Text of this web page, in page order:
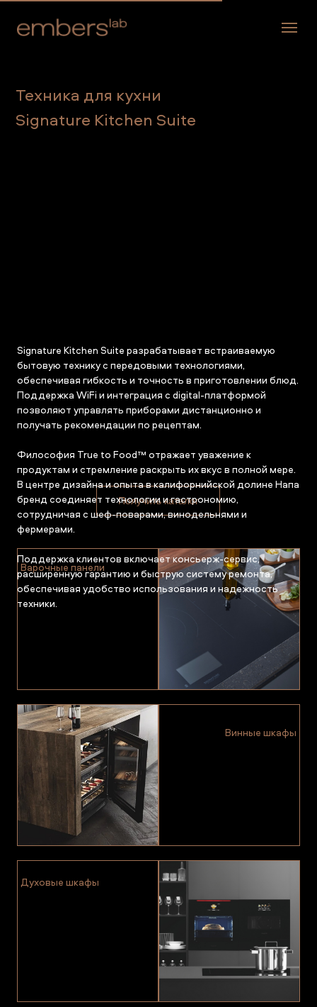
Духовые шкафы
Винные шкафы
Варочные панели
Получить каталог
Signature Kitchen Suite разрабатывает встраиваемую
бытовую технику с передовыми технологиями,
обеспечивая гибкость и точность в приготовлении блюд.
Поддержка WiFi и интеграция с digital-платформой
позволяют управлять приборами дистанционно и
получать рекомендации по рецептам.
Философия True to Food™ отражает уважение к
продуктам и стремление раскрыть их вкус в полной мере.
В центре дизайна и опыта в калифорнийской долине Напа
бренд соединяет технологии и гастрономию,
сотрудничая с шеф-поварами, винодельнями и
фермерами.
Поддержка клиентов включает консьерж-сервис,
расширенную гарантию и быструю систему ремонта,
обеспечивая удобство использования и надежность
техники.
Техника для кухни
Signature Kitchen Suite